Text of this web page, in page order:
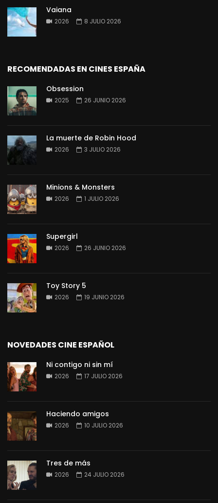
Vaiana
2026 8 JULIO 2026
RECOMENDADAS EN CINES ESPAÑA
Obsession
2025 26 JUNIO 2026
La muerte de Robin Hood
2026 3 JULIO 2026
Minions & Monsters
2026 1 JULIO 2026
Supergirl
2026 26 JUNIO 2026
Toy Story 5
2026 19 JUNIO 2026
NOVEDADES CINE ESPAÑOL
Ni contigo ni sin mí
2026 17 JULIO 2026
Haciendo amigos
2026 10 JULIO 2026
Tres de más
2026 24 JULIO 2026